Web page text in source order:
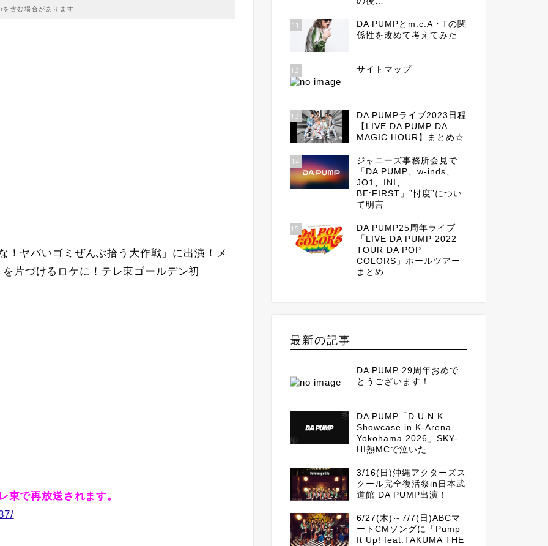
を含む場合があります
！ヤバいゴミぜんぶ拾う大作戦」に出演！メ
片づけるロケに！テレ東ゴールデン初
で再放送されます。
11
DA PUMPとm.c.A・Tの関
係性を改めて考えてみた
12 サイトマップ
13
DA PUMPライブ2023日程
【LIVE DA PUMP DA
MAGIC HOUR】まとめ☆
14
ジャニーズ事務所会見で
「DA PUMP、w-inds、
JO1、INI、
BE:FIRST」”忖度”につい
て明言
15
DA PUMP25周年ライブ
「LIVE DA PUMP 2022
TOUR DA POP
COLORS」ホールツアー
まとめ
最新の記事
DA PUMP 29周年おめで
とうございます！
DA PUMP「D.U.N.K.
Showcase in K-Arena
Yokohama 2026」SKY-
HI熱MCで泣いた
3/16(日)沖縄アクターズス
クール完全復活祭in日本武
道館 DA PUMP出演！
6/27(木)～7/7(日)ABCマ
ートCMソングに「Pump
It Up! feat.TAKUMA THE